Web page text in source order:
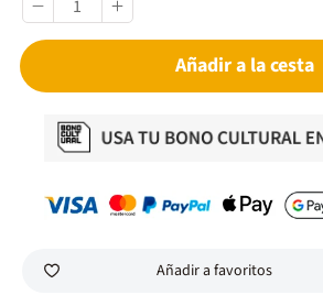
Añadir a la cesta
Añadir a favoritos